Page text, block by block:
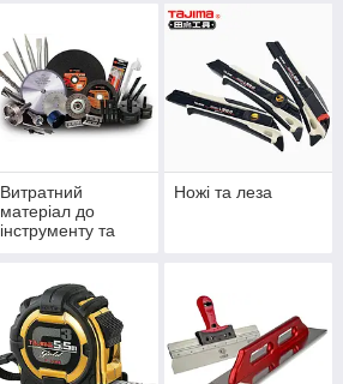
Витратний
матеріал до
інструменту та
Ножі та леза